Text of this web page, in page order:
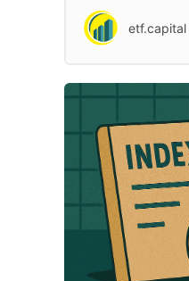
etf.capital